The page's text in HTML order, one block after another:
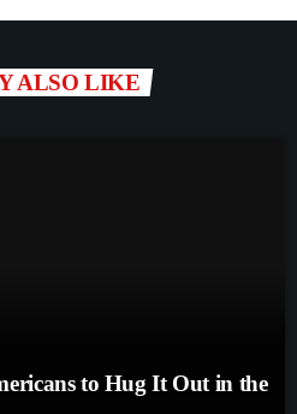
ALSO LIKE
to Hug It Out in the